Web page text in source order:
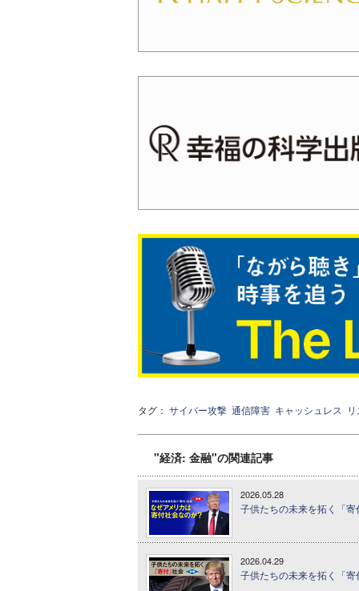
タグ： サイバー攻撃 通信障害 キャッシュレス
"経済: 金融"の関連記事
2026.05.28
子供たちの未来を拓く「
2026.04.29
子供たちの未来を拓く「